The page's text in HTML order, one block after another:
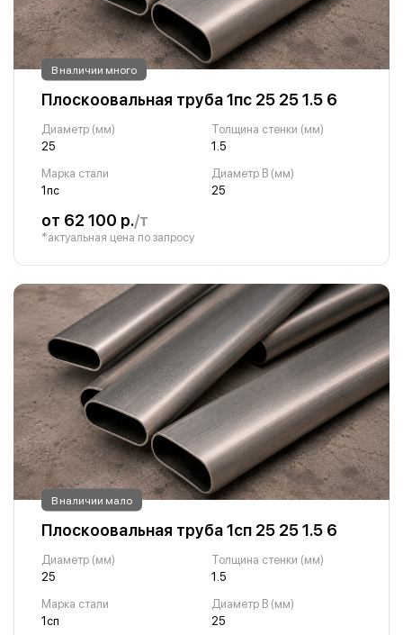
В наличии много
Плоскоовальная труба 1пс 25 25 1.5 6
Диаметр (мм)
25
Толщина стенки (мм)
1.5
Марка стали
1пс
Диаметр B (мм)
25
от 62 100 р./т
*актуальная цена по запросу
В наличии мало
Плоскоовальная труба 1сп 25 25 1.5 6
Диаметр (мм)
25
Толщина стенки (мм)
1.5
Марка стали
1сп
Диаметр B (мм)
25